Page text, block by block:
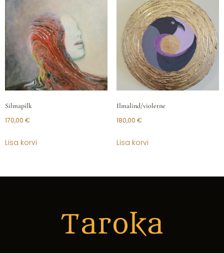
Silmapilk
170,00 €
Lisa korvi
Ilmalind/violetne
180,00 €
Lisa korvi